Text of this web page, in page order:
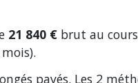
21 840 € brut au
payés. Les 2